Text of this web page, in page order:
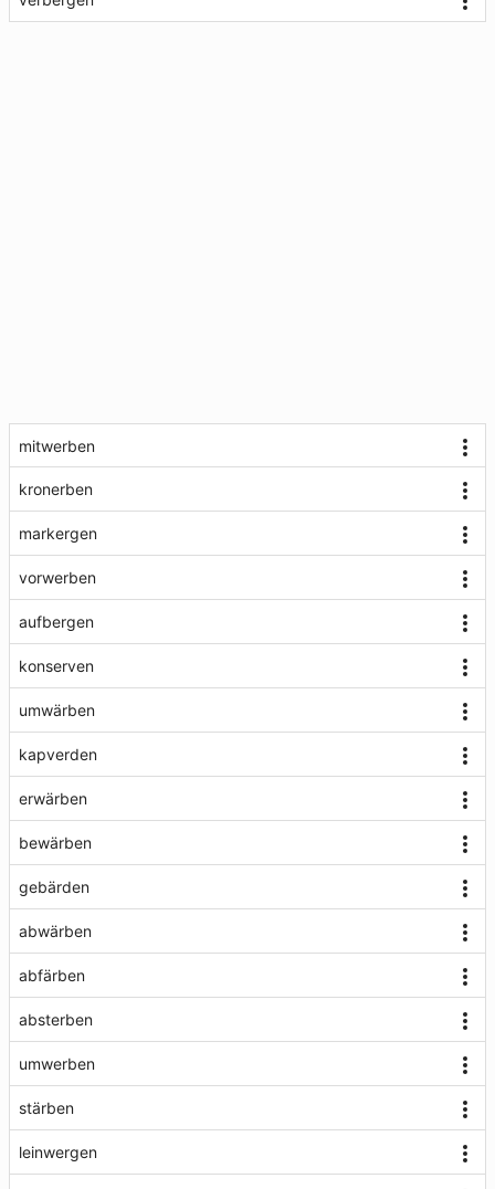
mitwerben
kronerben
markergen
vorwerben
aufbergen
konserven
umwärben
kapverden
erwärben
bewärben
gebärden
abwärben
abfärben
absterben
umwerben
stärben
leinwergen